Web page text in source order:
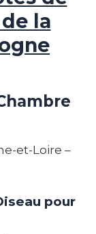
la
et-Loire –
pour